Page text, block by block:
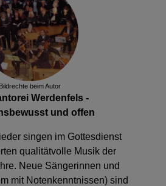
Bildrechte beim Autor
Werdenfels -
und offen
singen im Gottesdienst
qualitätvolle Musik der
Neue Sängerinnen und
mit Notenkenntnissen) sind